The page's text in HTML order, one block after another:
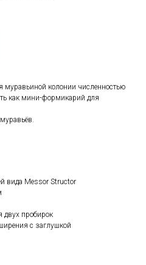
муравьиной колонии численностью
как мини-формикарий для
вида Messor Structor
двух пробирок
с заглушкой